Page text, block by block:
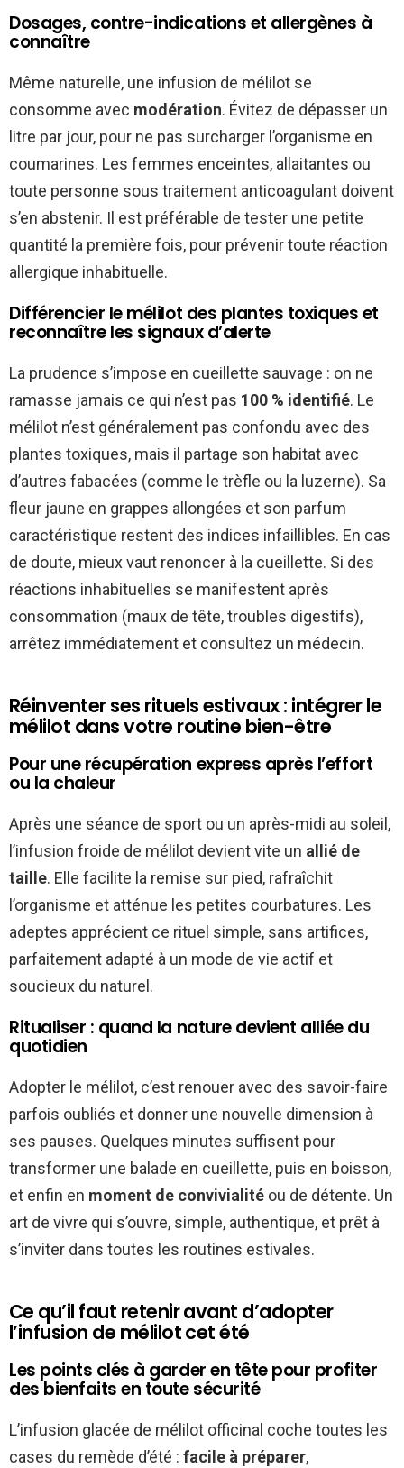
Dosages, contre-indications et allergènes à
connaître
Même naturelle, une infusion de mélilot se
consomme avec modération. Évitez de dépasser un
litre par jour, pour ne pas surcharger l’organisme en
coumarines. Les femmes enceintes, allaitantes ou
toute personne sous traitement anticoagulant doivent
s’en abstenir. Il est préférable de tester une petite
quantité la première fois, pour prévenir toute réaction
allergique inhabituelle.
Différencier le mélilot des plantes toxiques et
reconnaître les signaux d’alerte
La prudence s’impose en cueillette sauvage : on ne
ramasse jamais ce qui n’est pas 100 % identifié. Le
mélilot n’est généralement pas confondu avec des
plantes toxiques, mais il partage son habitat avec
d’autres fabacées (comme le trèfle ou la luzerne). Sa
fleur jaune en grappes allongées et son parfum
caractéristique restent des indices infaillibles. En cas
de doute, mieux vaut renoncer à la cueillette. Si des
réactions inhabituelles se manifestent après
consommation (maux de tête, troubles digestifs),
arrêtez immédiatement et consultez un médecin.
Réinventer ses rituels estivaux : intégrer le
mélilot dans votre routine bien-être
Pour une récupération express après l’effort
ou la chaleur
Après une séance de sport ou un après-midi au soleil,
l’infusion froide de mélilot devient vite un allié de
taille. Elle facilite la remise sur pied, rafraîchit
l’organisme et atténue les petites courbatures. Les
adeptes apprécient ce rituel simple, sans artifices,
parfaitement adapté à un mode de vie actif et
soucieux du naturel.
Ritualiser : quand la nature devient alliée du
quotidien
Adopter le mélilot, c’est renouer avec des savoir-faire
parfois oubliés et donner une nouvelle dimension à
ses pauses. Quelques minutes suffisent pour
transformer une balade en cueillette, puis en boisson,
et enfin en moment de convivialité ou de détente. Un
art de vivre qui s’ouvre, simple, authentique, et prêt à
s’inviter dans toutes les routines estivales.
Ce qu’il faut retenir avant d’adopter
l’infusion de mélilot cet été
Les points clés à garder en tête pour profiter
des bienfaits en toute sécurité
L’infusion glacée de mélilot officinal coche toutes les
cases du remède d’été : facile à préparer,